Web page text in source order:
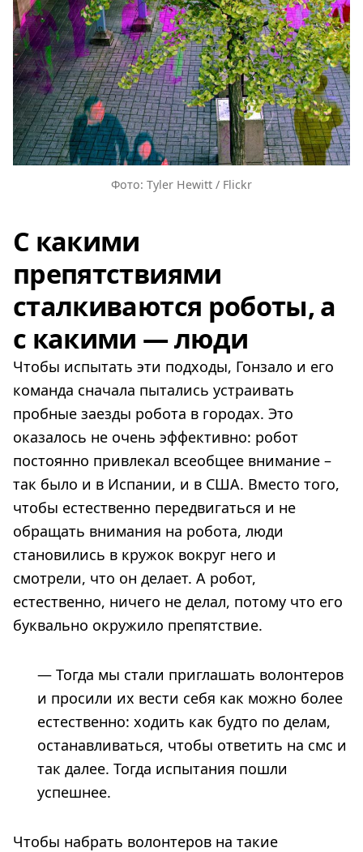
Фото: Tyler Hewitt / Flickr
С какими
препятствиями
сталкиваются роботы, а
с какими — люди
Чтобы испытать эти подходы, Гонзало и его
команда сначала пытались устраивать
пробные заезды робота в городах. Это
оказалось не очень эффективно: робот
постоянно привлекал всеобщее внимание –
так было и в Испании, и в США. Вместо того,
чтобы естественно передвигаться и не
обращать внимания на робота, люди
становились в кружок вокруг него и
смотрели, что он делает. А робот,
естественно, ничего не делал, потому что его
буквально окружило препятствие.
— Тогда мы стали приглашать волонтеров
и просили их вести себя как можно более
естественно: ходить как будто по делам,
останавливаться, чтобы ответить на смс и
так далее. Тогда испытания пошли
успешнее.
Чтобы набрать волонтеров на такие